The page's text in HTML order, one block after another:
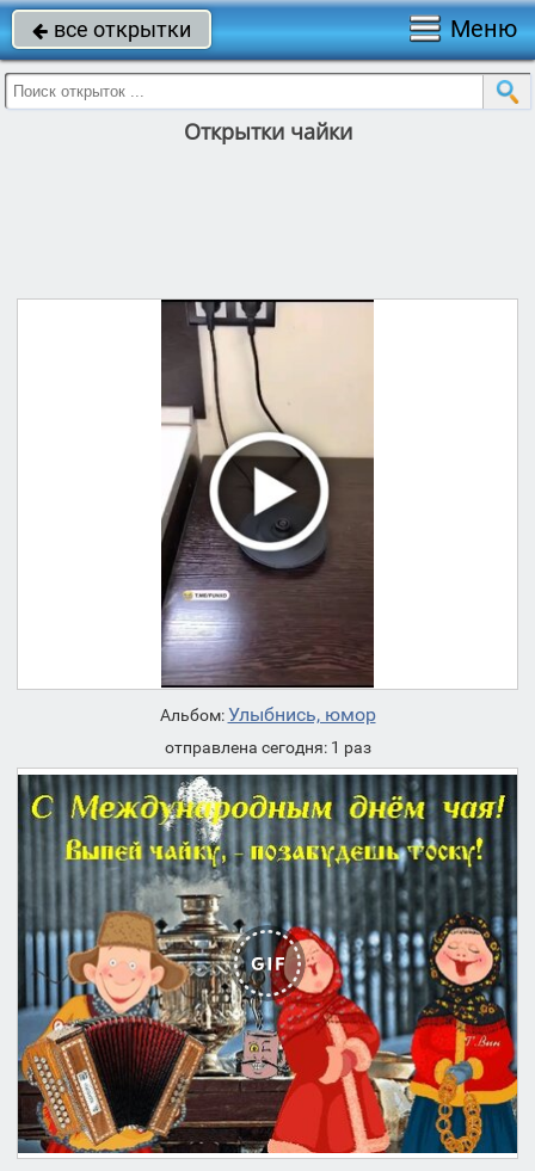
 все открытки Меню
Открытки чайки
Альбом:Улыбнись, юмор
отправлена сегодня: 1 раз